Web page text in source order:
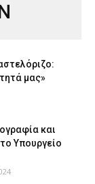
μας»
και
Υπουργείο